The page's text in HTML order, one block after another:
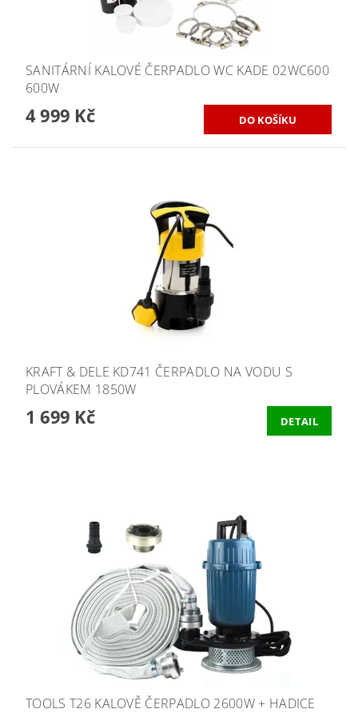
SANITÁRNÍ KALOVÉ ČERPADLO WC KADE 02WC600
600W
4 999 Kč
KRAFT & DELE KD741 ČERPADLO NA VODU S
PLOVÁKEM 1850W
1 699 Kč DETAIL
TOOLS T26 KALOVĚ ČERPADLO 2600W + HADICE